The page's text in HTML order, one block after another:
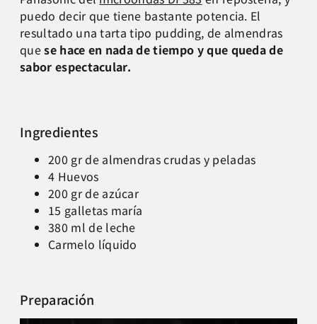
puedo decir que tiene bastante potencia. El
resultado una tarta tipo pudding, de almendras
quese hace en nada de tiempo y que queda de
sabor espectacular.
Ingredientes
200 gr de almendras crudas y peladas
4 Huevos
200 gr de azúcar
15 galletas maría
380 ml de leche
Carmelo líquido
Preparación